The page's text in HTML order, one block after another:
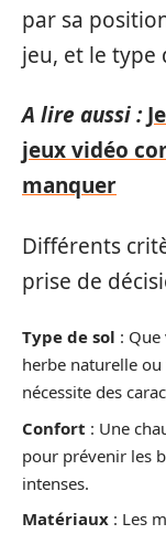
par sa
jeu, et le type
A lire aussi :
jeux vidéo
manquer
Différents
prise de
Type de sol :
herbe naturelle
nécessite des
Confort : Une
pour prévenir les
intenses.
Matériaux : Les